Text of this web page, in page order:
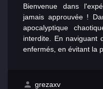
Principal
Sections
de jeux
Bienvenue dans
jamais approuvée !
apocalyptique
interdite. En naviguant
enfermés, en évitant la
grezaxv